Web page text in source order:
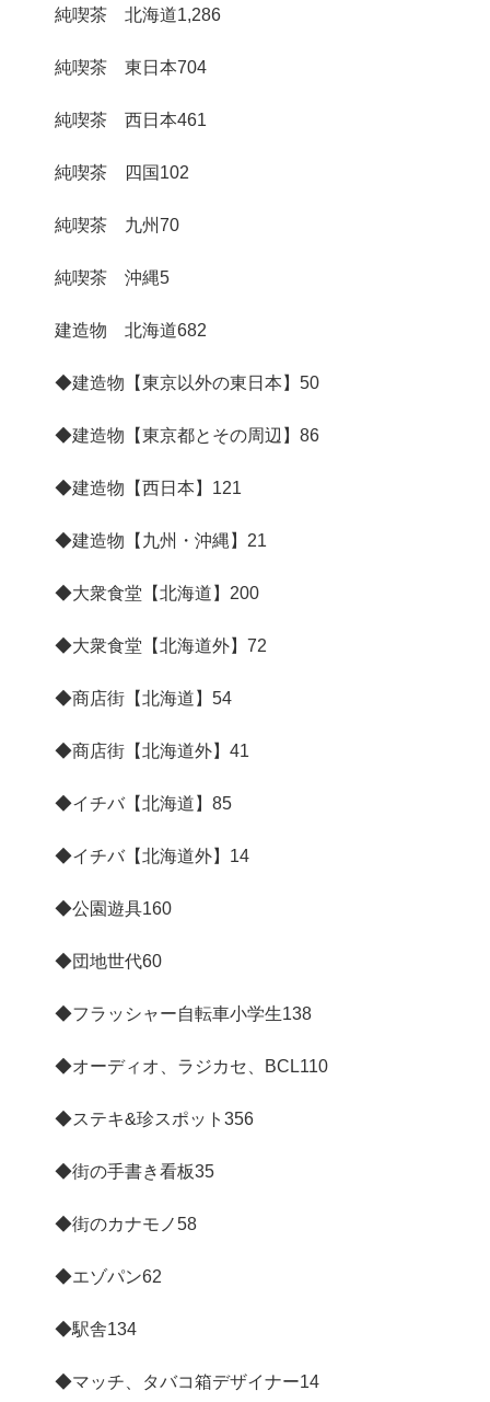
純喫茶 北海道1,286
純喫茶 東日本704
純喫茶 西日本461
純喫茶 四国 102
純喫茶 九州70
純喫茶 沖縄5
建造物 北海道682
◆建造物【東京以外の東日本】 50
◆建造物【東京都とその周辺】 86
◆建造物【西日本】 121
◆建造物【九州・沖縄】 21
◆大衆食堂【北海道】 200
◆大衆食堂【北海道外】 72
◆商店街【北海道】 54
◆商店街【北海道外】 41
◆イチバ【北海道】 85
◆イチバ【北海道外】 14
◆公園遊具160
◆団地世代60
◆フラッシャー自転車小学生138
◆オーディオ、ラジカセ、BCL110
◆ステキ&珍スポット 356
◆街の手書き看板35
◆街のカナモノ58
◆エゾパン62
◆駅舎134
◆マッチ、タバコ箱デザイナー14